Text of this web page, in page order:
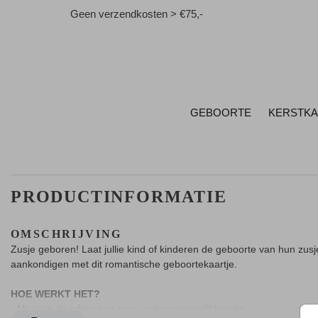
Geen verzendkosten > €75,-
GEBOORTE
PRODUCTINFORMATIE
OMSCHRIJVING
Zusje geboren! Laat jullie kind of kinderen de geboorte van hun
aankondigen met dit romantische geboortekaartje.
HOE WERKT HET?